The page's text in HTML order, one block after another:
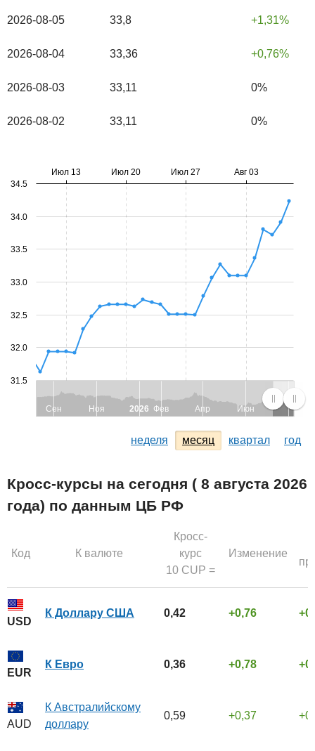
2026-08-05 33,8 1,31%
2026-08-04 33,36 0,76%
2026-08-03 33,11 0%
2026-08-02 33,11 0%
Сен Ноя 2026 Фев Апр Июн
Июл 13 Июл 20 Июл 27 Авг 03
31.5
32.0
32.5
33.0
33.5
34.0
34.5
неделя месяц квартал год
Кросс-курсы на сегодня ( 8 августа 2026
года) по данным ЦБ РФ
Код К валюте
Кросс-
курс
10 CUP =
Изменение
USD
К Доллару США 0,42 0,76
EUR
К Евро 0,36 0,78
AUD
К Австралийскому
доллару
0,59 0,37